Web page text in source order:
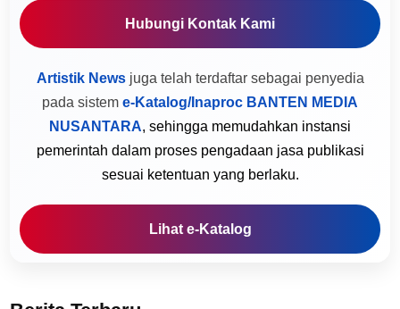
Hubungi Kontak Kami
Artistik Newsjuga telah terdaftar sebagai penyedia
pada sistem e-Katalog/Inaproc BANTEN MEDIA
NUSANTARA, sehingga memudahkan instansi
pemerintah dalam proses pengadaan jasa publikasi
sesuai ketentuan yang berlaku.
Lihat e-Katalog